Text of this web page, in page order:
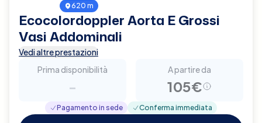
620 m
Ecocolordoppler Aorta E Grossi
Vasi Addominali
Vedi altre prestazioni
Prima disponibilità
-
A partire da
105€
Pagamento in sede Conferma immediata